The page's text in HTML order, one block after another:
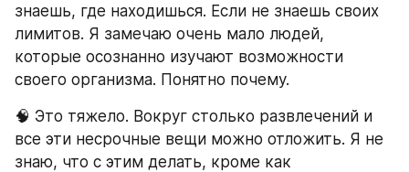
знаешь, где находишься. Если не знаешь своих
лимитов. Я замечаю очень мало людей,
которые осознанно изучают возможности
своего организма. Понятно почему.
🧠 Это тяжело. Вокруг столько развлечений и
все эти несрочные вещи можно отложить. Я не
знаю, что с этим делать, кроме как